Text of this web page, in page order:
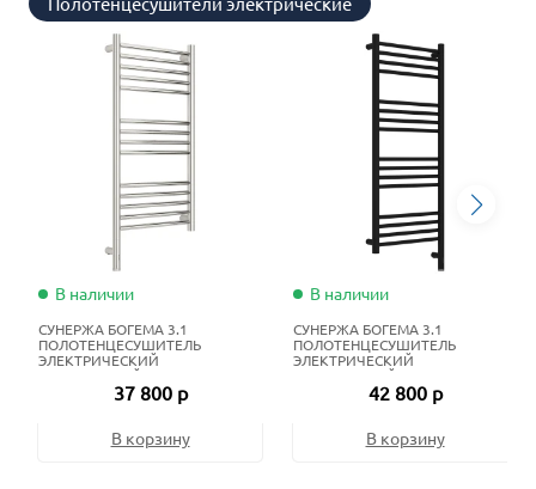
В наличии
СУНЕРЖА БОГЕМА 3.1
ПОЛОТЕНЦЕСУШИТЕЛЬ
ЭЛЕКТРИЧЕСКИЙ
ЖИДКОСТНЫЙ 80Х40 СМ
НЕРЖАВЕЮЩАЯ СТАЛЬ
37 800 р
В корзину
В наличии
СУНЕРЖА БОГЕМА 3.1
ПОЛОТЕНЦЕСУШИТЕЛЬ
ЭЛЕКТРИЧЕСКИЙ
ЖИДКОСТНЫЙ 100Х40 СМ
МАТОВЫЙ ЧЁРНЫЙ
42 800 р
В корзину